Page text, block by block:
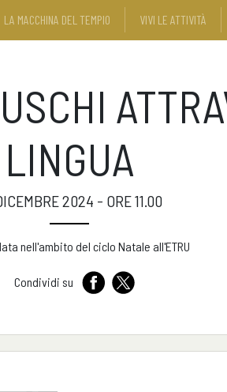
LA MACCHINA DEL TEMPIO VIVI LE ATTIVITÀ
LINGUA
2024 - ORE 11.00
nell'ambito del ciclo Natale all'ETRU
Condividi su